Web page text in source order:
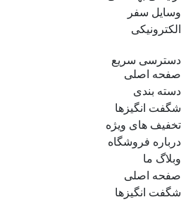
وسایل سفر
الکترونیکی
دسترسی سریع
صفحه اصلی
دسته بندی
شگفت انگیزها
تخفیف های ویژه
درباره فروشگاه
وبلاگ ما
صفحه اصلی
شگفت انگیزها